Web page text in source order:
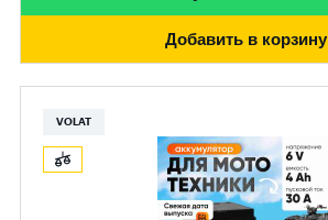
Добавить в корзину
VOLAT